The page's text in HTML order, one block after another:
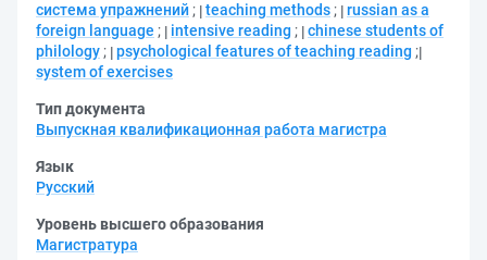
система упражнений ; teaching methods ; russian as a
foreign language ; intensive reading ; chinese students of
philology ; psychological features of teaching reading ;
system of exercises
Тип документа
Выпускная квалификационная работа магистра
Язык
Русский
Уровень высшего образования
Магистратура